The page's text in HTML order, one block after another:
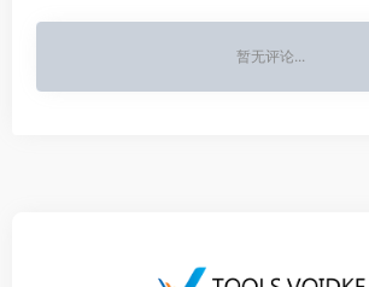
暂无评论...